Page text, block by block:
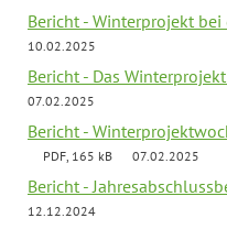
Bericht - Winterprojekt
10.02.2025
Bericht - Das
07.02.2025
Bericht -
PDF, 165 kB 07.02.2025
Bericht -
12.12.2024